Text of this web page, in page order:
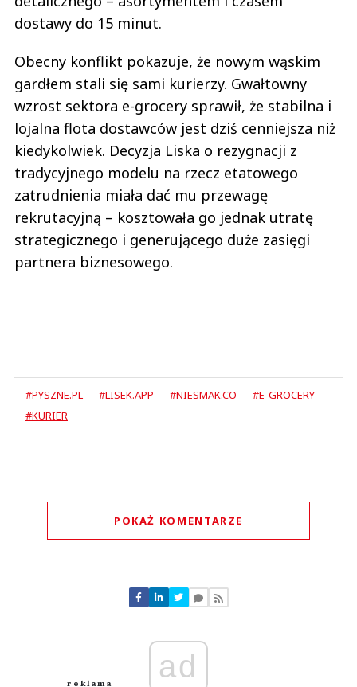
dostawy do 15 minut.
Obecny konflikt pokazuje, że nowym wąskim
gardłem stali się sami kurierzy. Gwałtowny
wzrost sektora e-grocery sprawił, że stabilna i
lojalna flota dostawców jest dziś cenniejsza niż
kiedykolwiek. Decyzja Liska o rezygnacji z
tradycyjnego modelu na rzecz etatowego
zatrudnienia miała dać mu przewagę
rekrutacyjną – kosztowała go jednak utratę
strategicznego i generującego duże zasięgi
partnera biznesowego.
#PYSZNE.PL #LISEK.APP #NIESMAK.CO
#E-GROCERY
#KURIER
POKAŻ KOMENTARZE
Nie znaleziono komentarzy
Zostaw swoje komentarze
Anuluj
ad